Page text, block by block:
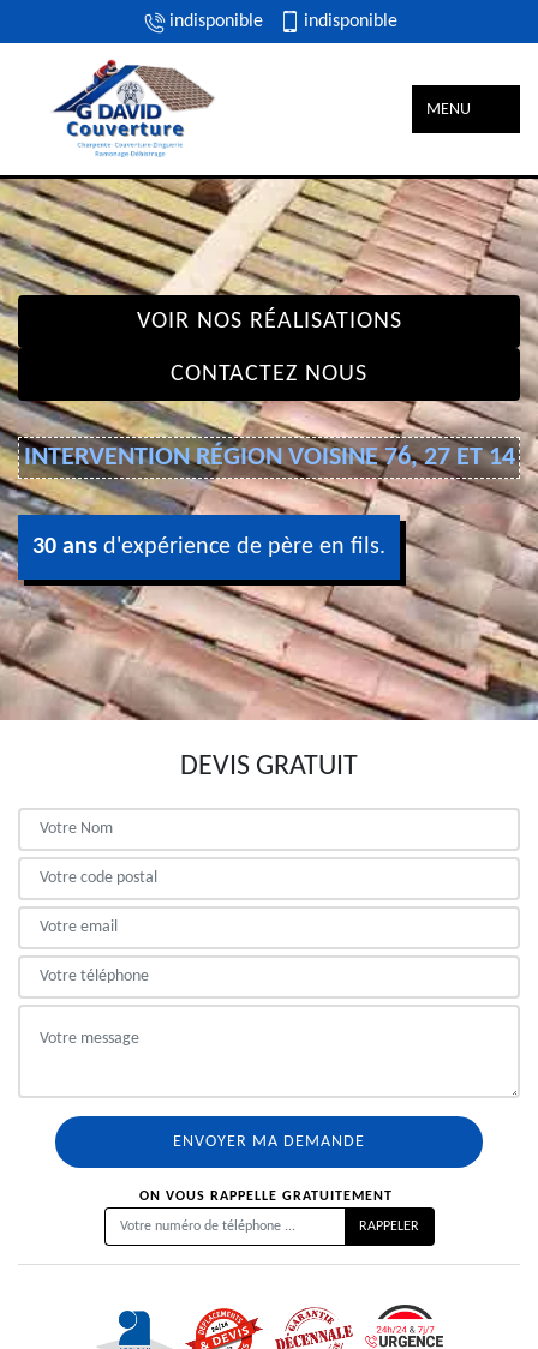
indisponible indisponible
MENU
VOIR NOS RÉALISATIONS
CONTACTEZ NOUS
INTERVENTION RÉGION VOISINE 76, 27 ET 14
30 ans d'expérience de père en fils.
DEVIS GRATUIT
ON VOUS RAPPELLE GRATUITEMENT